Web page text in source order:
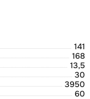
141
168
13,5
30
3950
60